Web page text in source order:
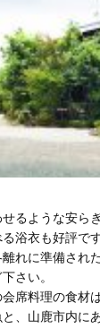
るような安ら
浴衣も好評です
れに準備され
さい。
席料理の食材
、山鹿市内に